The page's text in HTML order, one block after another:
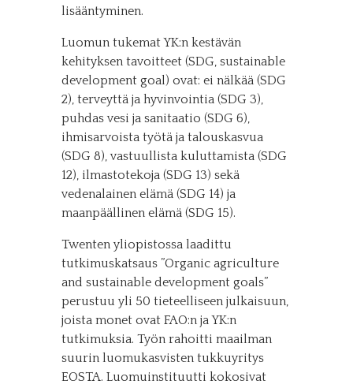
lisääntyminen.
Luomun tukemat YK:n kestävän
kehityksen tavoitteet (SDG, sustainable
development goal) ovat: ei nälkää (SDG
2), terveyttä ja hyvinvointia (SDG 3),
puhdas vesi ja sanitaatio (SDG 6),
ihmisarvoista työtä ja talouskasvua
(SDG 8), vastuullista kuluttamista (SDG
12), ilmastotekoja (SDG 13) sekä
vedenalainen elämä (SDG 14) ja
maanpäällinen elämä (SDG 15).
Twenten yliopistossa laadittu
tutkimuskatsaus ”Organic agriculture
and sustainable development goals”
perustuu yli 50 tieteelliseen julkaisuun,
joista monet ovat FAO:n ja YK:n
tutkimuksia. Työn rahoitti maailman
suurin luomukasvisten tukkuyritys
EOSTA. Luomuinstituutti kokosivat